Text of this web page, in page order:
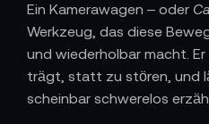
Ein Kamerawagen – oder
Werkzeug, das diese
und wiederholbar macht.
trägt, statt zu stören, und
scheinbar schwerelos